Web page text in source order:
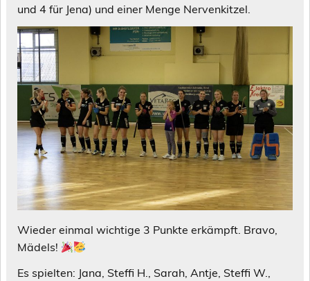
und 4 für Jena) und einer Menge Nervenkitzel.
Wieder einmal wichtige 3 Punkte erkämpft. Bravo,
Mädels!
Es spielten: Jana, Steffi H., Sarah, Antje, Steffi W.,